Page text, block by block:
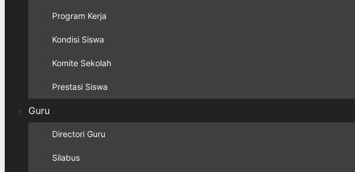
Program Kerja
Kondisi Siswa
Komite Sekolah
Prestasi Siswa
Guru
Directori Guru
Silabus